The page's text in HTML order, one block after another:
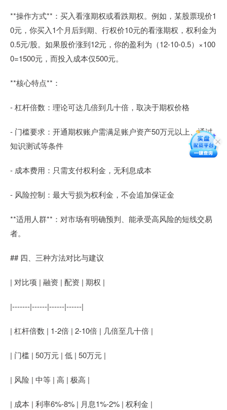
**操作方式**：买入看涨期权或看跌期权。例如，某股票现价1
0元，你买入1个月后到期、行权价10元的看涨期权，权利金为
0.5元/股。如果股价涨到12元，你的盈利为（12-10-0.5）×100
0=1500元，而投入成本仅500元。
**核心特点**：
- 杠杆倍数：理论可达几倍到几十倍，取决于期权价格
- 门槛要求：开通期权账户需满足账户资产50万元以上、通过
知识测试等条件
- 成本费用：只需支付权利金，无利息成本
- 风险控制：最大亏损为权利金，不会追加保证金
**适用人群**：对市场有明确预判、能承受高风险的短线交易
者。
## 四、三种方法对比与建议
| 对比项 | 融资 | 配资 | 期权 |
|-------|------|------|------|
| 杠杆倍数 | 1-2倍 | 2-10倍 | 几倍至几十倍 |
| 门槛 | 50万元 | 低 | 50万元 |
| 风险 | 中等 | 高 | 极高 |
| 成本 | 利率6%-8% | 月息1%-2% | 权利金 |